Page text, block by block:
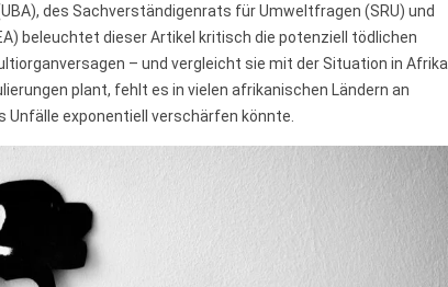
des Sachverständigenrats für Umweltfragen (SRU) und
beleuchtet dieser Artikel kritisch die potenziell tödlichen
– und vergleicht sie mit der Situation in Afrika.
plant, fehlt es in vielen afrikanischen Ländern an
Unfälle exponentiell verschärfen könnte.